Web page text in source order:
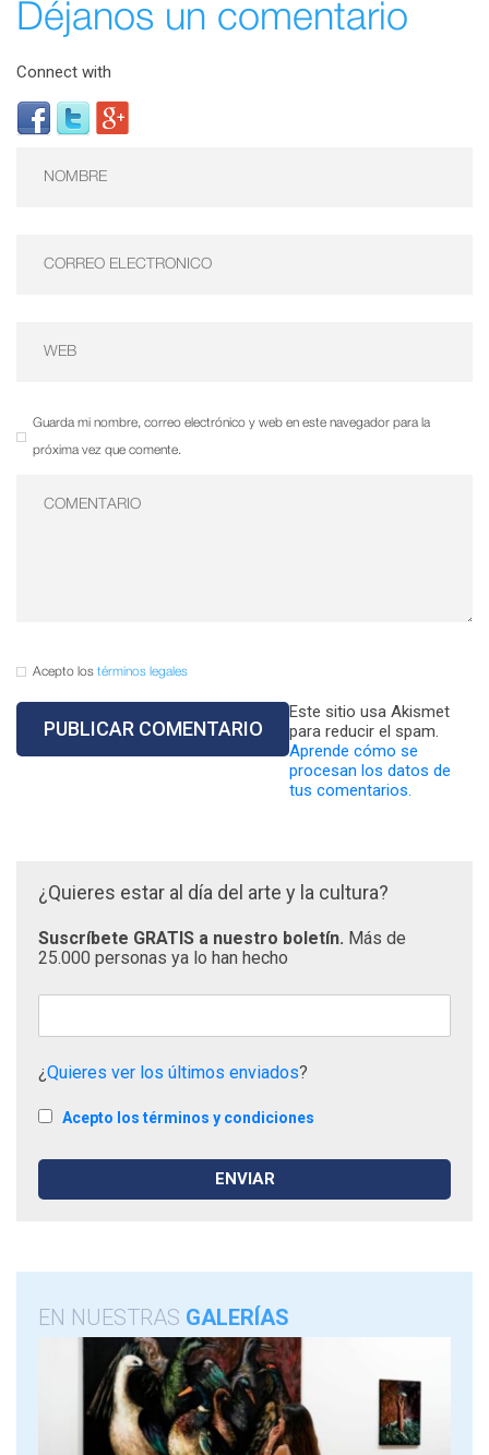
Déjanos un comentario
Connect with
Guarda mi nombre, correo electrónico y web en este navegador para la
próxima vez que comente.
Acepto los términos legales
Este sitio usa Akismet
para reducir el spam.
Aprende cómo se
procesan los datos de
tus comentarios.
¿Quieres estar al día del arte y la cultura?
Suscríbete GRATIS a nuestro boletín. Más de
25.000 personas ya lo han hecho
¿Quieres ver los últimos enviados?
Acepto los términos y condiciones
EN NUESTRAS GALERÍAS